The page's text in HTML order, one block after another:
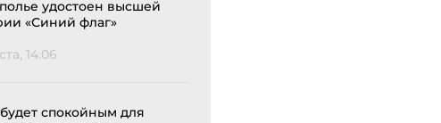
удостоен высшей
«Синий флаг»
14:06
спокойным для